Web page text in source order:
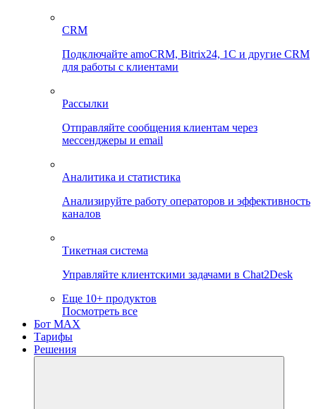
CRM
Подключайте amoCRM, Bitrix24, 1C и другие CRM
для работы с клиентами
Рассылки
Отправляйте сообщения клиентам через
мессенджеры и email
Аналитика и статистика
Анализируйте работу операторов и эффективность
каналов
Тикетная система
Управляйте клиентскими задачами в Chat2Desk
Еще 10+ продуктов
Посмотреть все
Бот MAX
Тарифы
Решения